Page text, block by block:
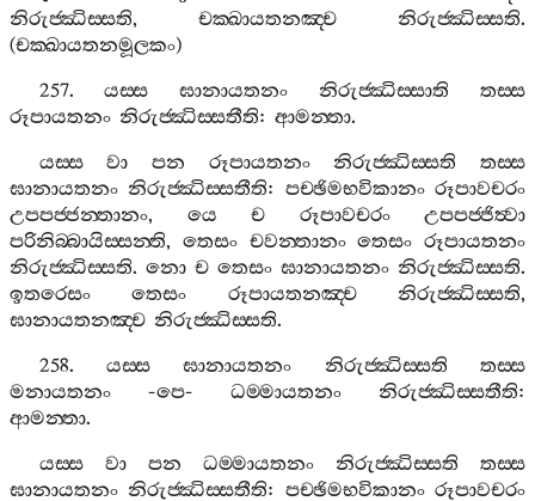
නිරුජ‍්ඣිස‍්සති, චක‍්ඛායතනඤ‍්ච නිරුජ‍්ඣිස‍්සති.
(චක‍්ඛායතනමූලකං)
257.යස‍්ස ඝානායතනං නිරුජ‍්ඣිස‍්සාති
තස‍්ස
රූපායතනං නිරුජ‍්ඣිස‍්සතීති: ආමන‍්තා.
යස‍්ස
වා පන රූපායතනං නිරුජ‍්ඣිස‍්සති
තස‍්ස
ඝානායතනං නිරුජ‍්ඣිස‍්සතීති: පච‍්ඡිමභවිකානං රූපාවචරං
උපපජ‍්ජන‍්තානං, යෙ ච රූපාවචරං
උපපජ‍්ජිත්‍වා
පරිනිබ‍්බායිස‍්සන‍්ති, තෙසං චවන‍්තානං තෙසං රූපායතනං
නිරුජ‍්ඣිස‍්සති. නො ච තෙසං ඝානායතනං නිරුජ‍්ඣිස‍්සති.
ඉතරෙසං
තෙසං රූපායතනඤ‍්ච නිරුජ‍්ඣිස‍්සති,
ඝානායතනඤ‍්ච නිරුජ‍්ඣිස‍්සති.
258. යස‍්ස ඝානායතනං නිරුජ‍්ඣිස‍්සති
තස‍්ස
මනායතනං -පෙ- ධම‍්මායතනං නිරුජ‍්ඣිස‍්සතීති:
ආමන‍්තා.
යස‍්ස
වා පන ධම‍්මායතනං නිරුජ‍්ඣිස‍්සති
තස‍්ස
ඝානායතනං නිරුජ‍්ඣිස‍්සතීති: පච‍්ඡිමභවිකානං රූපාවචරං